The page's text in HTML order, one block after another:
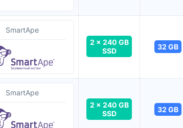
SmartApe
2 x 240 GB
SSD
32 GB
SmartApe
2 x 240 GB
SSD
32 GB